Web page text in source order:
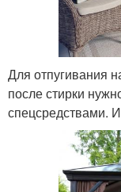
Для отпугивания
после стирки
спецсредствами.